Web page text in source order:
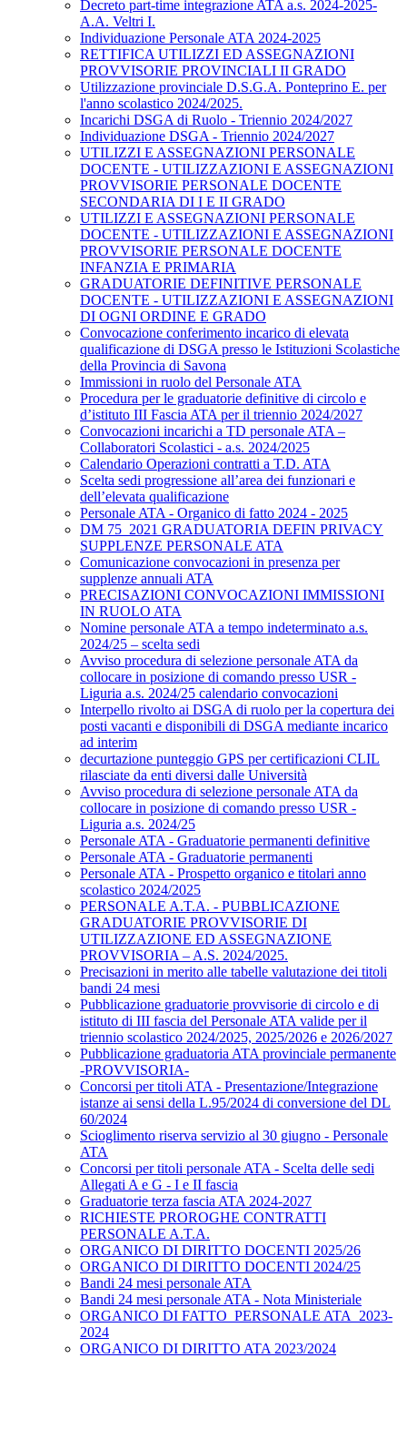
Decreto part-time integrazione ATA a.s. 2024-2025-
A.A. Veltri I.
Individuazione Personale ATA 2024-2025
RETTIFICA UTILIZZI ED ASSEGNAZIONI
PROVVISORIE PROVINCIALI II GRADO
Utilizzazione provinciale D.S.G.A. Ponteprino E. per
l'anno scolastico 2024/2025.
Incarichi DSGA di Ruolo - Triennio 2024/2027
Individuazione DSGA - Triennio 2024/2027
UTILIZZI E ASSEGNAZIONI PERSONALE
DOCENTE - UTILIZZAZIONI E ASSEGNAZIONI
PROVVISORIE PERSONALE DOCENTE
SECONDARIA DI I E II GRADO
UTILIZZI E ASSEGNAZIONI PERSONALE
DOCENTE - UTILIZZAZIONI E ASSEGNAZIONI
PROVVISORIE PERSONALE DOCENTE
INFANZIA E PRIMARIA
GRADUATORIE DEFINITIVE PERSONALE
DOCENTE - UTILIZZAZIONI E ASSEGNAZIONI
DI OGNI ORDINE E GRADO
Convocazione conferimento incarico di elevata
qualificazione di DSGA presso le Istituzioni Scolastiche
della Provincia di Savona
Immissioni in ruolo del Personale ATA
Procedura per le graduatorie definitive di circolo e
d’istituto III Fascia ATA per il triennio 2024/2027
Convocazioni incarichi a TD personale ATA –
Collaboratori Scolastici - a.s. 2024/2025
Calendario Operazioni contratti a T.D. ATA
Scelta sedi progressione all’area dei funzionari e
dell’elevata qualificazione
Personale ATA - Organico di fatto 2024 - 2025
DM 75_2021 GRADUATORIA DEFIN PRIVACY
SUPPLENZE PERSONALE ATA
Comunicazione convocazioni in presenza per
supplenze annuali ATA
PRECISAZIONI CONVOCAZIONI IMMISSIONI
IN RUOLO ATA
Nomine personale ATA a tempo indeterminato a.s.
2024/25 – scelta sedi
Avviso procedura di selezione personale ATA da
collocare in posizione di comando presso USR -
Liguria a.s. 2024/25 calendario convocazioni
Interpello rivolto ai DSGA di ruolo per la copertura dei
posti vacanti e disponibili di DSGA mediante incarico
ad interim
decurtazione punteggio GPS per certificazioni CLIL
rilasciate da enti diversi dalle Università
Avviso procedura di selezione personale ATA da
collocare in posizione di comando presso USR -
Liguria a.s. 2024/25
Personale ATA - Graduatorie permanenti definitive
Personale ATA - Graduatorie permanenti
Personale ATA - Prospetto organico e titolari anno
scolastico 2024/2025
PERSONALE A.T.A. - PUBBLICAZIONE
GRADUATORIE PROVVISORIE DI
UTILIZZAZIONE ED ASSEGNAZIONE
PROVVISORIA – A.S. 2024/2025.
Precisazioni in merito alle tabelle valutazione dei titoli
bandi 24 mesi
Pubblicazione graduatorie provvisorie di circolo e di
istituto di III fascia del Personale ATA valide per il
triennio scolastico 2024/2025, 2025/2026 e 2026/2027
Pubblicazione graduatoria ATA provinciale permanente
-PROVVISORIA-
Concorsi per titoli ATA - Presentazione/Integrazione
istanze ai sensi della L.95/2024 di conversione del DL
60/2024
Scioglimento riserva servizio al 30 giugno - Personale
ATA
Concorsi per titoli personale ATA - Scelta delle sedi
Allegati A e G - I e II fascia
Graduatorie terza fascia ATA 2024-2027
RICHIESTE PROROGHE CONTRATTI
PERSONALE A.T.A.
ORGANICO DI DIRITTO DOCENTI 2025/26
ORGANICO DI DIRITTO DOCENTI 2024/25
Bandi 24 mesi personale ATA
Bandi 24 mesi personale ATA - Nota Ministeriale
ORGANICO DI FATTO_PERSONALE ATA_2023-
2024
ORGANICO DI DIRITTO ATA 2023/2024